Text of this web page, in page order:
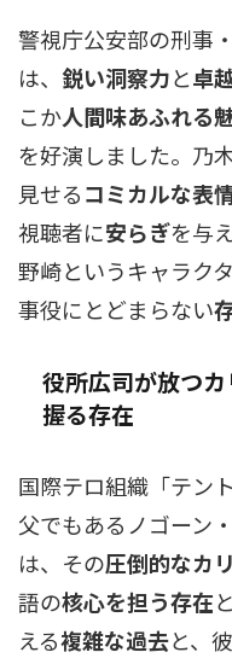
警視庁公安部の刑事
は、 鋭い洞察力と卓
こか人間味あふれる
を好演しました。乃
見せるコミカルな表
視聴者に安らぎを与
野崎というキャラク
事役にとどまらない
役所広司が放つ
握る存在
国際テロ組織「テン
父でもあるノゴーン
は、その圧倒的なカ
語の核心を担う存在
える複雑な過去と、